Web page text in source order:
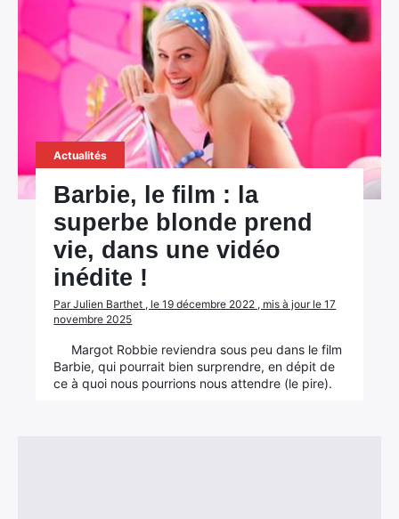
Actualités
Barbie, le film : la
superbe blonde prend
vie, dans une vidéo
inédite !
Par Julien Barthet , le 19 décembre 2022 , mis à jour le 17
novembre 2025
Margot Robbie reviendra sous peu dans le film
Barbie, qui pourrait bien surprendre, en dépit de
ce à quoi nous pourrions nous attendre (le pire).